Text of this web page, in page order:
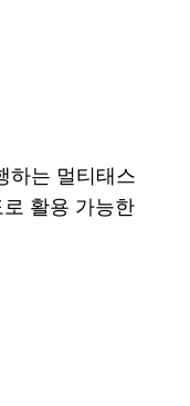
하는 멀티태스
활용 가능한